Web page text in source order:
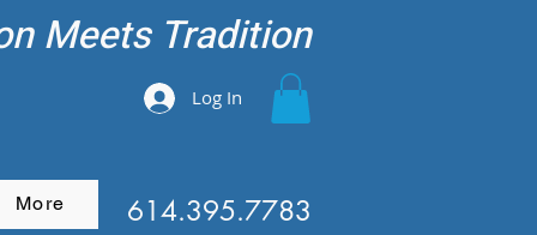
Meets Tradition
Log In
More 614.395.7783